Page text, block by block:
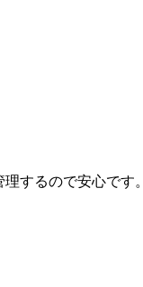
するので安心です。